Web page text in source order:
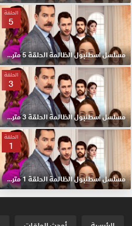
الحلقة
5
مسلسل اسطنبول الظالمة الحلقة 5 مترجم HD
الحلقة
3
مسلسل اسطنبول الظالمة الحلقة 3 مترجم HD
الحلقة
1
مسلسل اسطنبول الظالمة الحلقة 1 مترجم HD